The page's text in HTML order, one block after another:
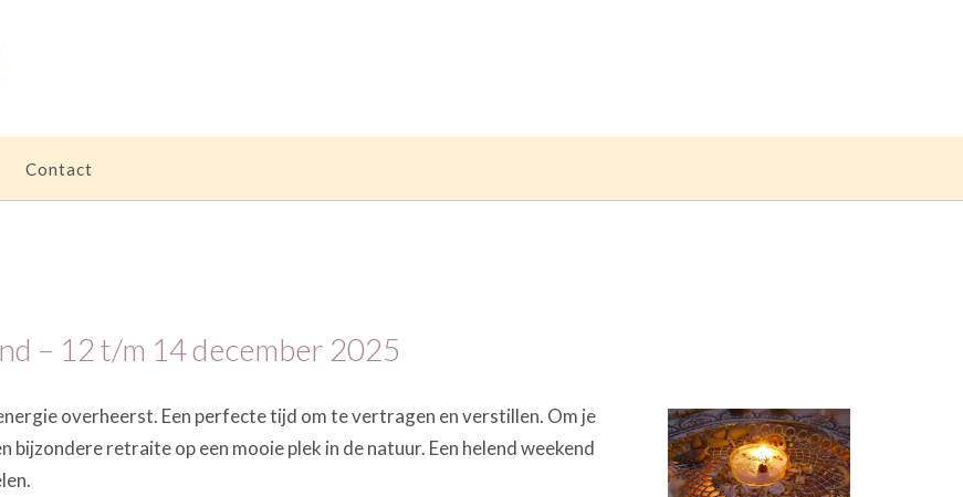
Contact
– 12 t/m 14 december 2025
overheerst. Een perfecte tijd om te vertragen en verstillen. Om je
retraite op een mooie plek in de natuur. Een helend weekend